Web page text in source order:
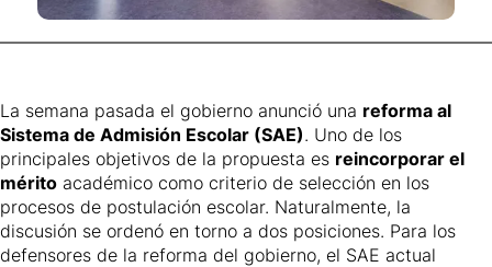
La semana pasada el gobierno anunció una reforma al
Sistema de Admisión Escolar (SAE). Uno de los
principales objetivos de la propuesta es reincorporar el
mérito académico como criterio de selección en los
procesos de postulación escolar. Naturalmente, la
discusión se ordenó en torno a dos posiciones. Para los
defensores de la reforma del gobierno, el SAE actual